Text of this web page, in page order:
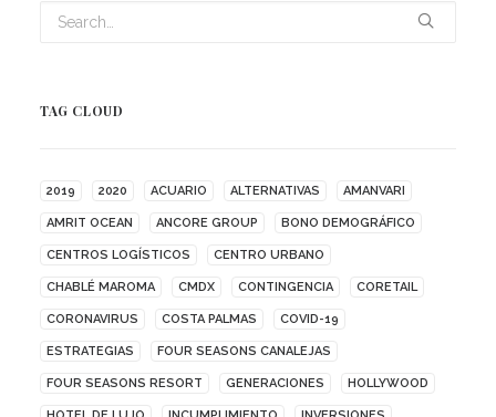
TAG CLOUD
2019 2020 ACUARIO ALTERNATIVAS AMANVARI
AMRIT OCEAN ANCORE GROUP BONO DEMOGRÁFICO
CENTROS LOGÍSTICOS CENTRO URBANO
CHABLÉ MAROMA CMDX CONTINGENCIA CORETAIL
CORONAVIRUS COSTA PALMAS COVID-19
ESTRATEGIAS FOUR SEASONS CANALEJAS
FOUR SEASONS RESORT GENERACIONES HOLLYWOOD